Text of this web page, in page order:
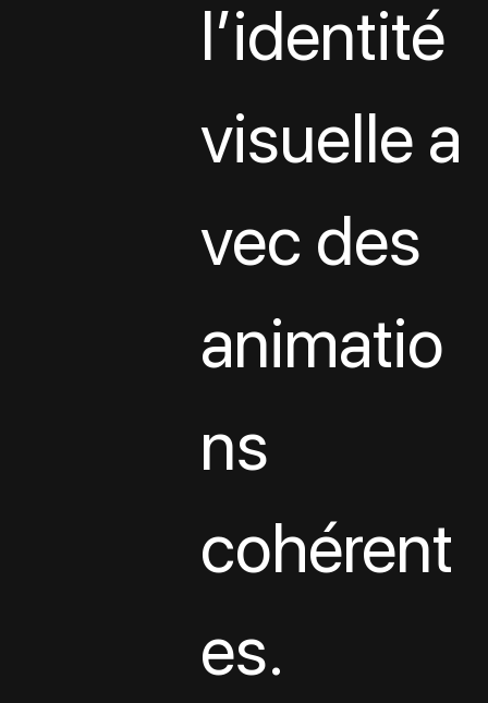
l’identité
visuelle a
vec des
animatio
ns
cohérent
es.